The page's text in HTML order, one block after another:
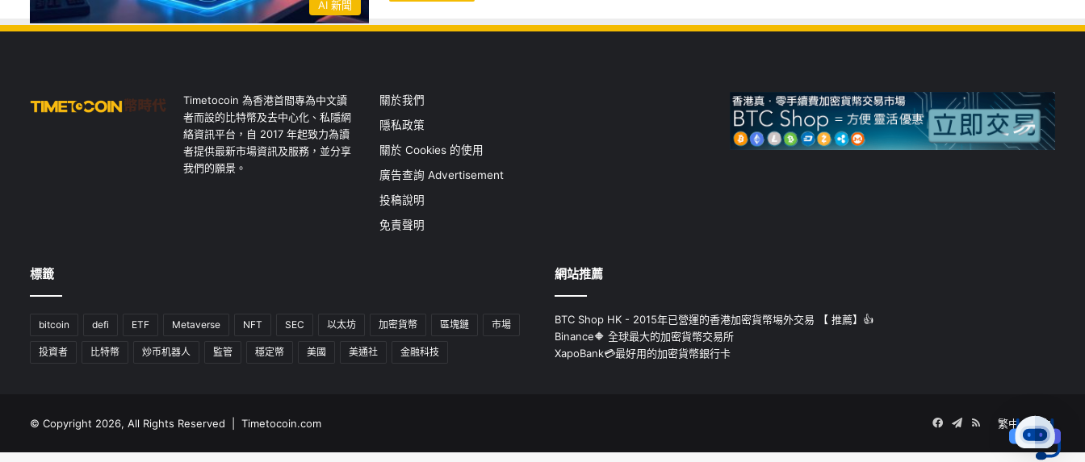
AI 新聞
Timetocoin 為香港首間專為中文讀
者而設的比特幣及去中心化、私隱網
絡資訊平台，自 2017 年起致力為讀
者提供最新市場資訊及服務，並分享
我們的願景。
關於我們
隱私政策
關於 Cookies 的使用
廣告查詢 Advertisement
投稿說明
免責聲明
標籤
bitcoin defi ETF Metaverse NFT SEC 以太坊 加密貨幣 區塊鏈 市場
投資者 比特幣 炒币机器人 監管 穩定幣 美國 美通社 金融科技
網站推薦
BTC Shop HK - 2015年已營運的香港加密貨幣埸外交易 【 推薦】👍
Binance🔶 全球最大的加密貨幣交易所
XapoBank💳最好用的加密貨幣銀行卡
© Copyright 2026, All Rights Reserved | Timetocoin.com 繁中 簡中
Facebook
Telegram
RSS